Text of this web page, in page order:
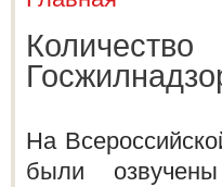
На
были